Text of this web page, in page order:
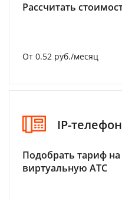
Рассчитать
От 0.52 руб./месяц
IP-
Подобрать тариф
виртуальную АТС